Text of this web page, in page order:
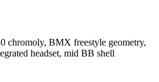
chromoly, BMX freestyle geometry,
headset, mid BB shell